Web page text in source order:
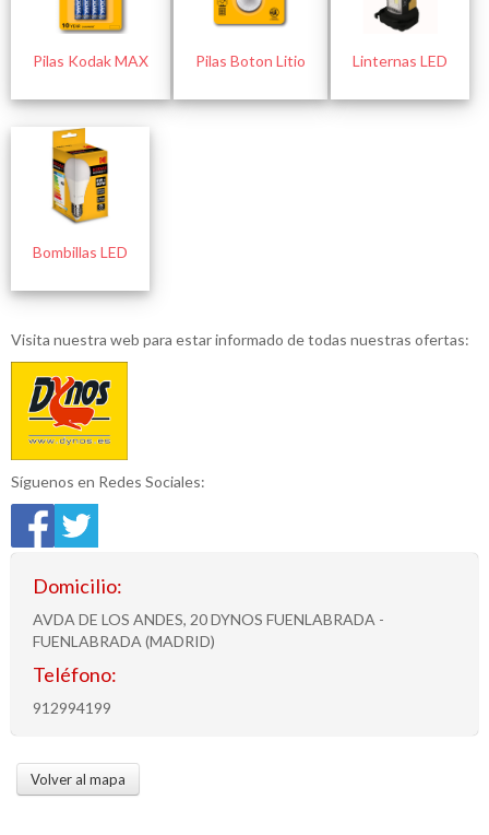
Pilas Kodak MAX Pilas Boton Litio Linternas LED
Bombillas LED
Visita nuestra web para estar informado de todas nuestras ofertas:
Síguenos en Redes Sociales:
Domicilio:
AVDA DE LOS ANDES, 20 DYNOS FUENLABRADA -
FUENLABRADA (MADRID)
Teléfono:
912994199
Volver al mapa